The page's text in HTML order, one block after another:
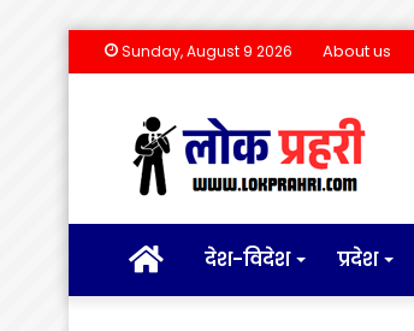
Sunday, August 9 2026 About us
होम देश-विदेश प्रदेश